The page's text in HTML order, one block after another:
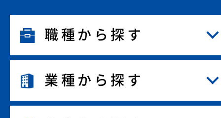
職種から探す
業種から探す